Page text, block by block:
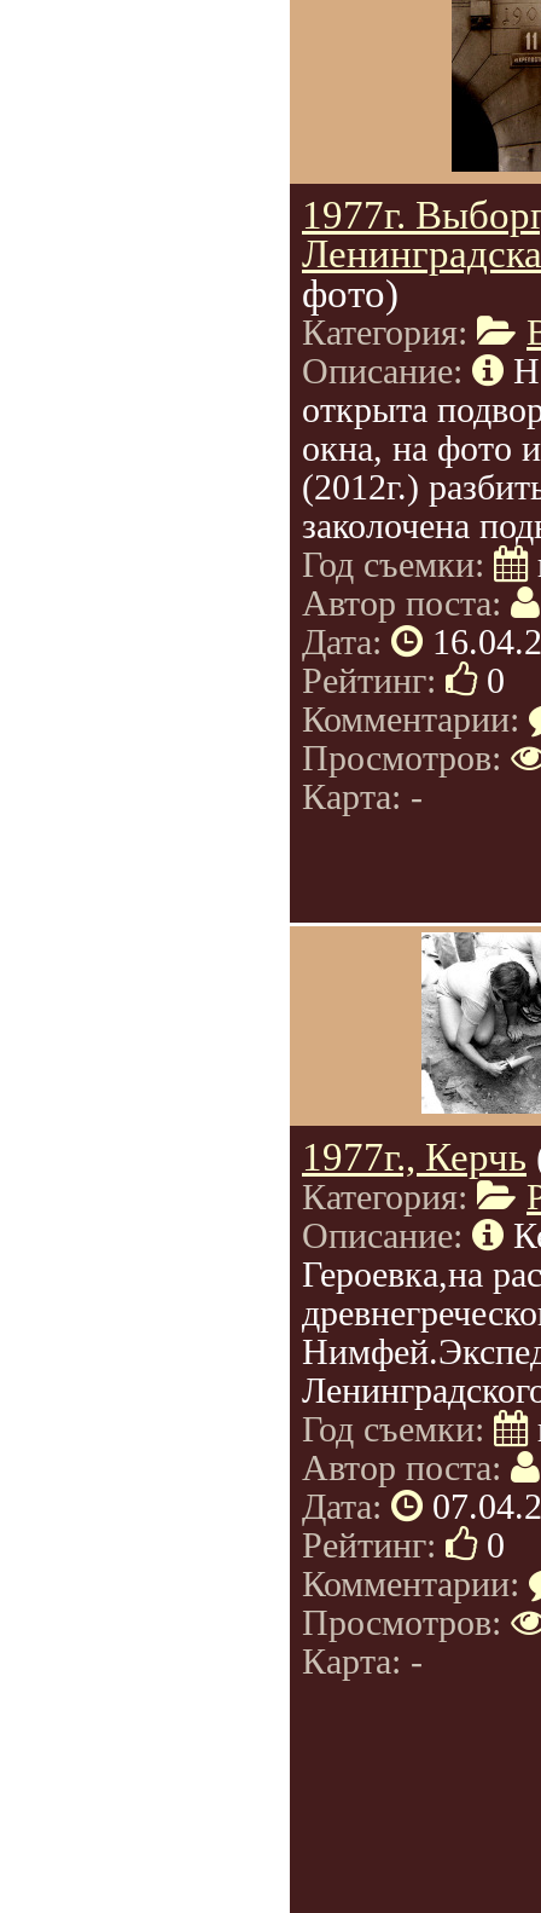
1977г.
фото)
Категория:
Описание:
открыта
окна, на фото
(2012г.)
заколочена
Год съемки:
Автор поста:
Дата:
Рейтинг:
0
Комментарии:
Просмотров:
Карта: -
1977г., Керчь
Категория:
Описание:
Героевка,на
Год съемки:
Автор поста:
Дата:
Рейтинг:
0
Комментарии:
Просмотров:
Карта: -